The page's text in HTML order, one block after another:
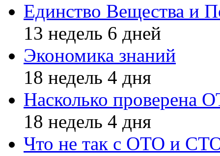
Единство Вещества и
13 недель 6 дней
Экономика знаний
18 недель 4 дня
Насколько проверена
18 недель 4 дня
Что не так с ОТО и